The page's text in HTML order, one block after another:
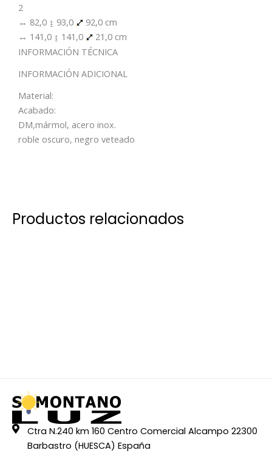
2
↔ 82,0 ↨ 93,0
92,0 cm
↔ 141,0 ↨ 141,0
21,0 cm
INFORMACIÓN TÉCNICA
INFORMACIÓN ADICIONAL
Material:
Acabado:
DM,mármol, acero inox.
roble oscuro, negro veteado
Productos relacionados
Ctra N.240 km 160 Centro Comercial Alcampo 22300
Barbastro (HUESCA) España